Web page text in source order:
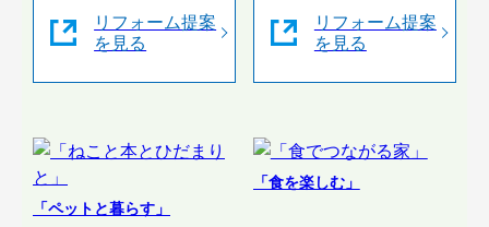
リフォーム提案
を見る
リフォーム提案
を見る
「ペットと暮らす」
「食を楽しむ」